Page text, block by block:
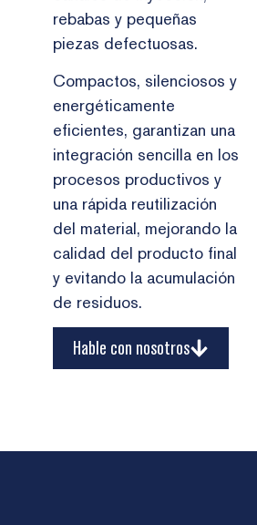
rebabas y pequeñas
piezas defectuosas.
Compactos, silenciosos y
energéticamente
eficientes, garantizan una
integración sencilla en los
procesos productivos y
una rápida reutilización
del material, mejorando la
calidad del producto final
y evitando la acumulación
de residuos.
Hable con nosotros